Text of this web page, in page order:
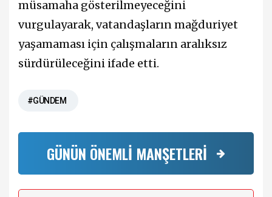
müsamaha gösterilmeyeceğini
vurgulayarak, vatandaşların mağduriyet
yaşamaması için çalışmaların aralıksız
sürdürüleceğini ifade etti.
#GÜNDEM
GÜNÜN ÖNEMLİ MANŞETLERİ